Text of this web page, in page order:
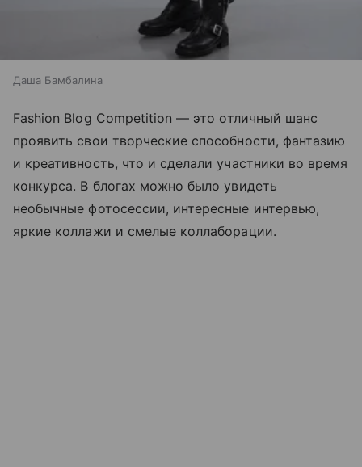
Даша Бамбалина
Fashion Blog Competition — это отличный шанс
проявить свои творческие способности, фантазию
и креативность, что и сделали участники во время
конкурса. В блогах можно было увидеть
необычные фотосессии, интересные интервью,
яркие коллажи и смелые коллаборации.